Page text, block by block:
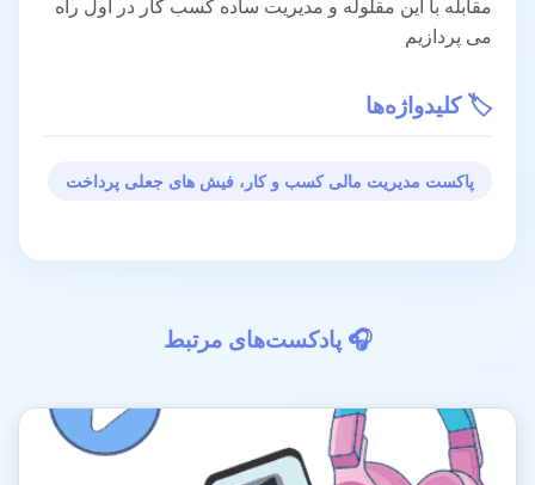
مقابله با این مقلوله و مدیریت ساده کسب کار در اول راه
می پردازیم
🏷️ کلیدواژه‌ها
پاکست مدیریت مالی کسب و کار، فیش های جعلی پرداخت
🎧 پادکست‌های مرتبط